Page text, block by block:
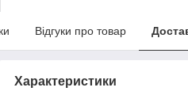
Відгуки про товар
Характеристики